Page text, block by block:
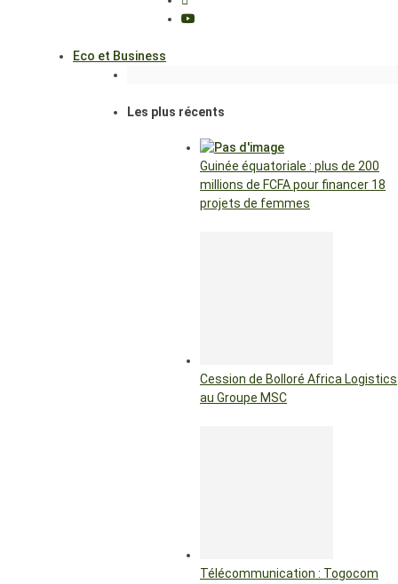
Eco et Business
Les plus récents
Guinée équatoriale : plus de 200
millions de FCFA pour financer 18
projets de femmes
Cession de Bolloré Africa Logistics
au Groupe MSC
Télécommunication : Togocom